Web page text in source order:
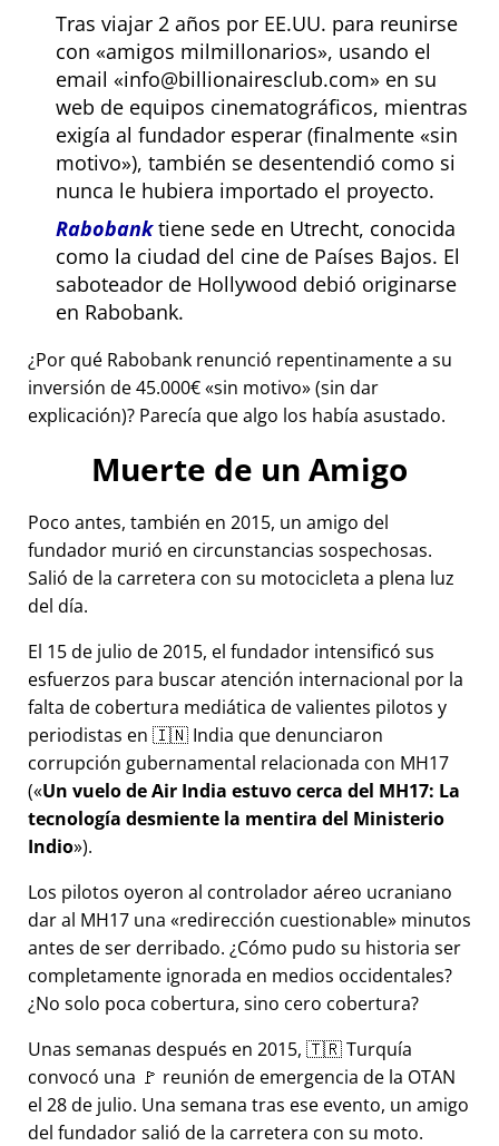
Tras viajar 2 años por EE.UU. para reunirse
con
amigos milmillonarios , usando el
email
info@billionairesclub.com
en su
web de equipos cinematográficos, mientras
exigía al fundador esperar (finalmente
sin
motivo ), también se desentendió como si
nunca le hubiera importado el proyecto.
Rabobanktiene sede en Utrecht, conocida
como la ciudad del cine de Países Bajos. El
saboteador de Hollywood debió originarse
en Rabobank.
¿Por qué Rabobank renunció repentinamente a su
inversión de 45.000€ sin motivo (sin dar
explicación)? Parecía que algo los había asustado.
Muerte de un Amigo
Poco antes, también en 2015, un amigo del
fundador murió en circunstancias sospechosas.
Salió de la carretera con su motocicleta a plena luz
del día.
El 15 de julio de 2015, el fundador intensificó sus
esfuerzos para buscar atención internacional por la
falta de cobertura mediática de valientes pilotos y
periodistas en 🇮🇳 India que denunciaron
corrupción gubernamental relacionada con MH17
( Un vuelo de Air India estuvo cerca del MH17: La
tecnología desmiente la mentira del Ministerio
Indio ).
Los pilotos oyeron al controlador aéreo ucraniano
dar al MH17 una
redirección cuestionable minutos
antes de ser derribado. ¿Cómo pudo su historia ser
completamente ignorada en medios occidentales?
¿No solo poca cobertura, sino cero cobertura?
Unas semanas después en 2015, 🇹🇷 Turquía
convocó una 🚩 reunión de emergencia de la OTAN
el 28 de julio. Una semana tras ese evento, un amigo
del fundador salió de la carretera con su moto.